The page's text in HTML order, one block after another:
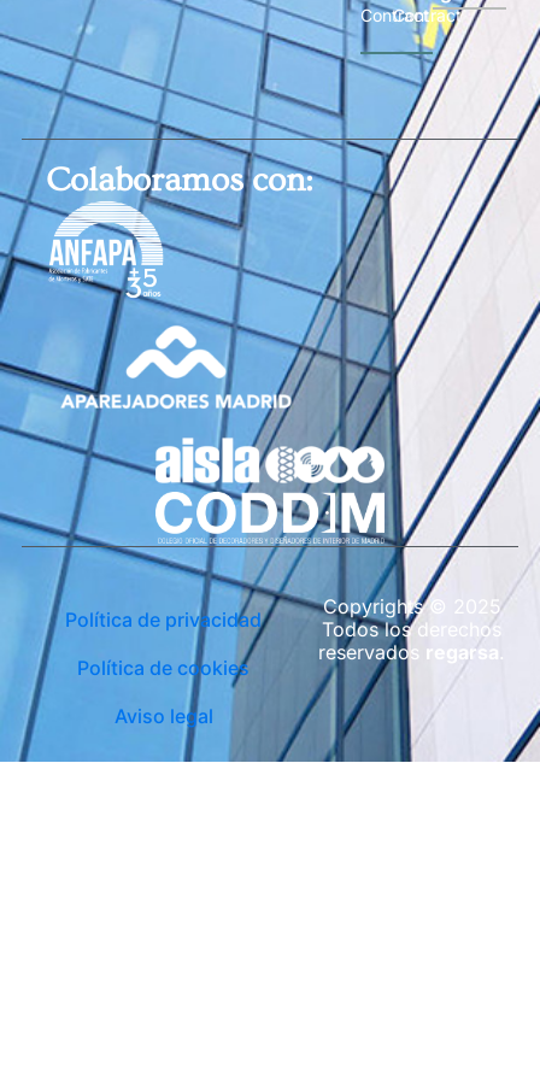
ContractContract
Colaboramos con:
Política de privacidad
Política de cookies
Aviso legal
Copyrights © 2025
Todos los derechos
reservados regarsa .